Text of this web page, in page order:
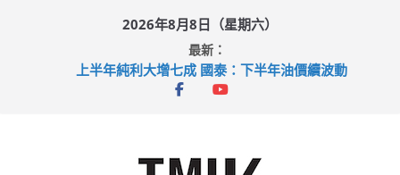
2026年8月8日（星期六）
最新：
上半年純利大增七成 國泰：下半年油價續波動
拜仁熱身賽挫維拉 啟德主場館奪錦標